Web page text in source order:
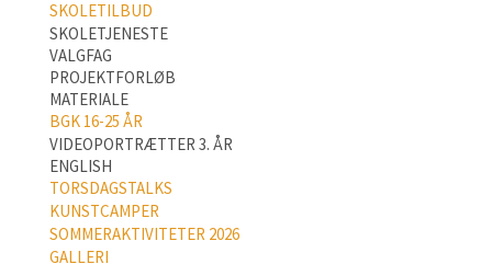
SKOLETILBUD
SKOLETJENESTE
VALGFAG
PROJEKTFORLØB
MATERIALE
BGK 16-25 ÅR
VIDEOPORTRÆTTER 3. ÅR
ENGLISH
TORSDAGSTALKS
KUNSTCAMPER
SOMMERAKTIVITETER 2026
GALLERI